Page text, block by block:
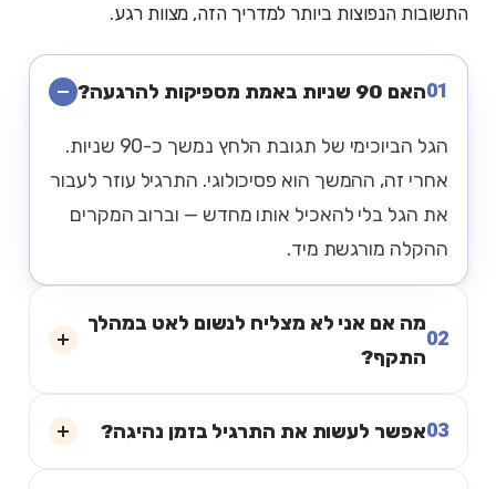
התשובות הנפוצות ביותר למדריך הזה, מצוות רגע.
01האם 90 שניות באמת מספיקות להרגעה?
הגל הביוכימי של תגובת הלחץ נמשך כ-90 שניות.
אחרי זה, ההמשך הוא פסיכולוגי. התרגיל עוזר לעבור
את הגל בלי להאכיל אותו מחדש — וברוב המקרים
ההקלה מורגשת מיד.
02
מה אם אני לא מצליח לנשום לאט במהלך
התקף?
03אפשר לעשות את התרגיל בזמן נהיגה?